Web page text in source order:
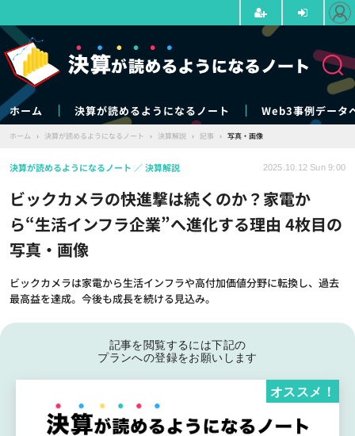
ホーム 決算が読めるようになるノート Web3事例データ
ホーム › 決算が読めるようになるノート › 決算解説 › 記事 › 写真・画像
ビックカメラの快進撃は続くのか？家電か
ら“生活インフラ企業”へ進化する理由 4枚目の
写真・画像
ビックカメラは家電から生活インフラや高付加価値分野に転換し、過去
最高益を達成。今後も成長を続ける見込み。
決算が読めるようになるノート 決算解説 2025.10.12 Sun 9:00
記事を閲覧するには下記の
プランへの登録をお願いします
オススメ！